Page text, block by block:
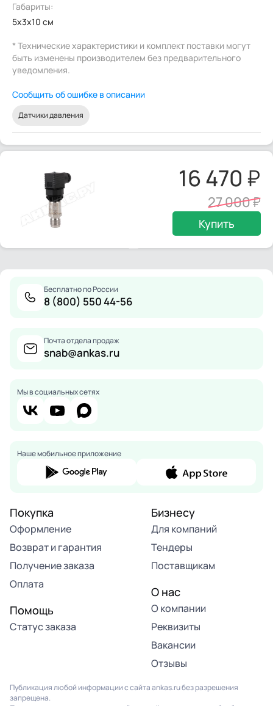
Габариты:
5x3x10 см
* Технические характеристики и комплект поставки могут
быть изменены производителем без предварительного
уведомления.
Сообщить об ошибке в описании
Датчики давления
16 470
27 000
Купить
Бесплатно по России
8 (800) 550 44-56
Почта отдела продаж
snab@ankas.ru
Мы в социальных сетях
Наше мобильное приложение
Покупка
Оформление
Возврат и гарантия
Получение заказа
Оплата
Помощь
Статус заказа
Бизнесу
Для компаний
Тендеры
Поставщикам
О нас
О компании
Реквизиты
Вакансии
Отзывы
Публикация любой информации с сайта ankas.ru без разрешения
запрещена.